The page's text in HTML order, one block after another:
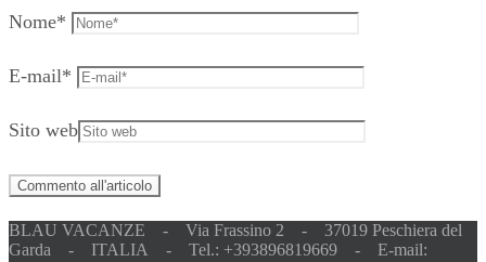
Nome*
E-mail*
Sito web
BLAU VACANZE - Via Frassino 2 - 37019 Peschiera del
Garda - ITALIA - Tel.: +393896819669 - E-mail: